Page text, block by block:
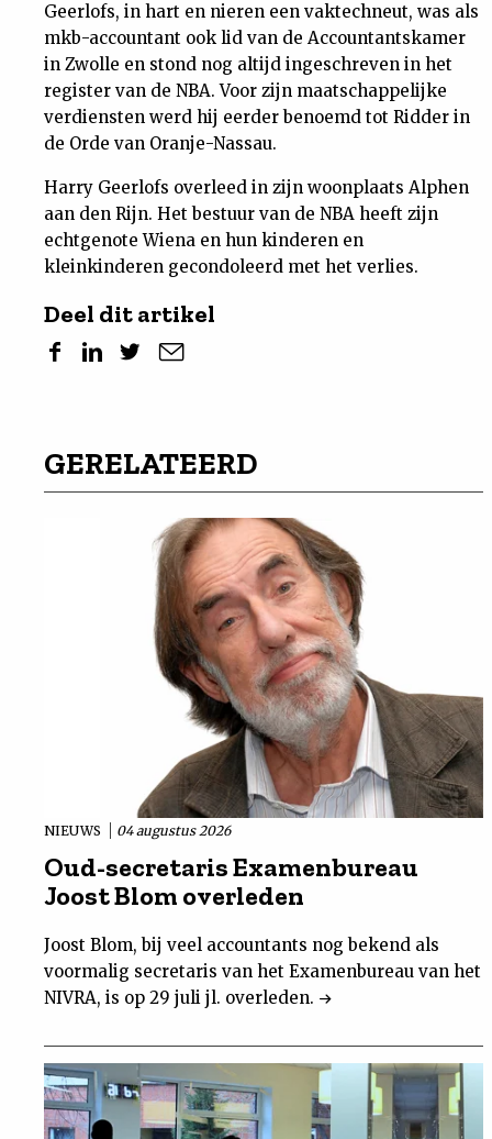
Geerlofs, in hart en nieren een vaktechneut, was als
mkb-accountant ook lid van de Accountantskamer
in Zwolle en stond nog altijd ingeschreven in het
register van de NBA. Voor zijn maatschappelijke
verdiensten werd hij eerder benoemd tot Ridder in
de Orde van Oranje-Nassau.
Harry Geerlofs overleed in zijn woonplaats Alphen
aan den Rijn. Het bestuur van de NBA heeft zijn
echtgenote Wiena en hun kinderen en
kleinkinderen gecondoleerd met het verlies.
Deel dit artikel
GERELATEERD
NIEUWS 04 augustus 2026
Oud-secretaris Examenbureau
Joost Blom overleden
Joost Blom, bij veel accountants nog bekend als
voormalig secretaris van het Examenbureau van het
NIVRA, is op 29 juli jl. overleden.